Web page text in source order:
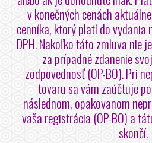
v konečných cenách
cenníka, ktorý platí do vydania
DPH. Nakoľko táto zmluva nie
za prípadné zdanenie
zodpovednosť (OP-BO). Pri
tovaru sa vám zaúčtuje
následnom, opakovanom
vaša registrácia (OP-BO) a
skončí.